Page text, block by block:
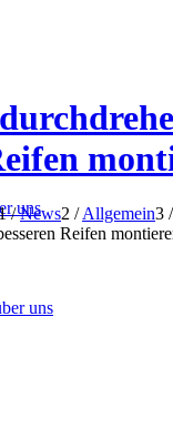
uns
uns
/ News2 / Allgemein3 /
Reifen